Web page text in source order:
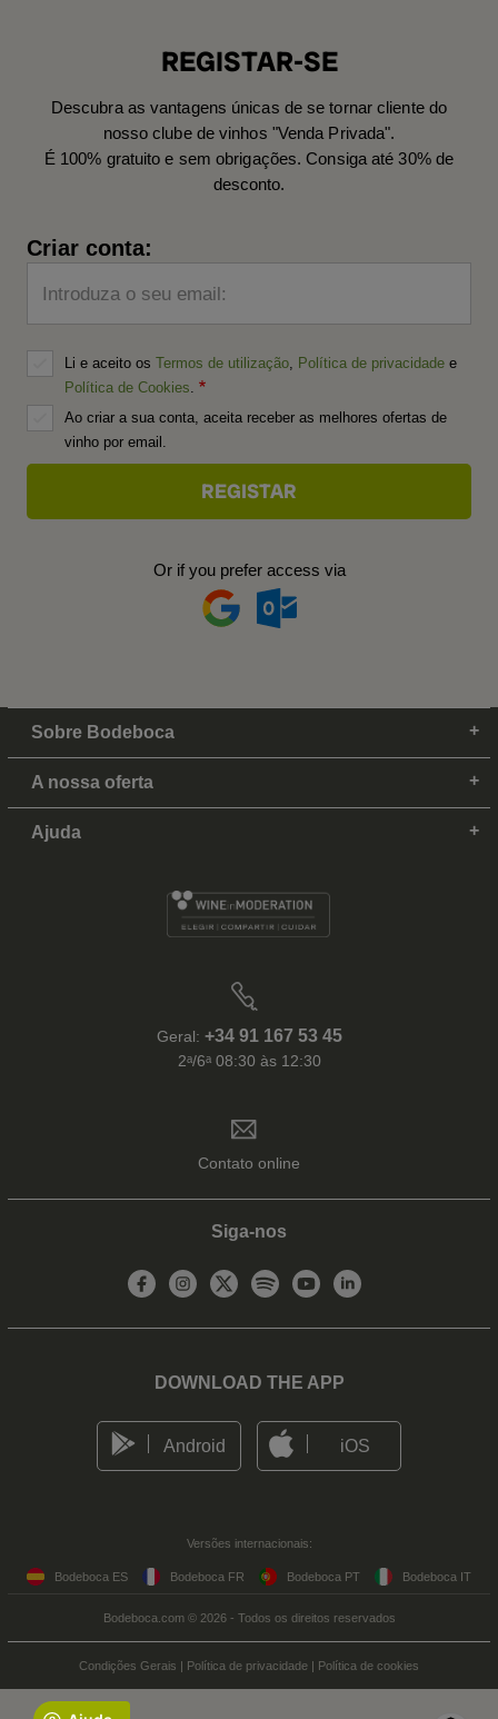
REGISTAR-SE
Descubra as vantagens únicas de se tornar cliente do
nosso clube de vinhos "Venda Privada".
É 100% gratuito e sem obrigações. Consiga até 30% de
desconto.
Criar conta:
Introduza o seu email:
Li e aceito os Termos de utilização Política de privacidade e
Política de Cookies
Ao criar a sua conta, aceita receber as melhores ofertas de
vinho por email.
Or if you prefer access via
Sobre Bodeboca
A nossa oferta
Ajuda
Geral: +34 91 167 53 45
2ᵃ/6ᵃ 08:30 às 12:30
Contato online
Siga-nos
DOWNLOAD THE APP
Android iOS
Versões internacionais:
Bodeboca ES Bodeboca FR Bodeboca PT Bodeboca IT
Bodeboca.com © 2026 - Todos os direitos reservados
Condições Gerais | Política de privacidade | Política de cookies